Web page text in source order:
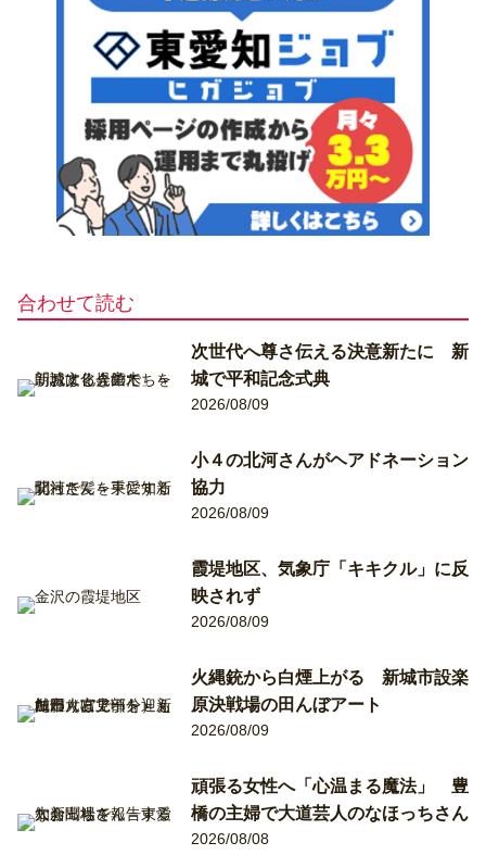
合わせて読む
次世代へ尊さ伝える決意新たに 新
城で平和記念式典
2026/08/09
小４の北河さんがヘアドネーション
協力
2026/08/09
霞堤地区、気象庁「キキクル」に反
映されず
2026/08/09
火縄銃から白煙上がる 新城市設楽
原決戦場の田んぼアート
2026/08/09
頑張る女性へ「心温まる魔法」 豊
橋の主婦で大道芸人のなほっちさん
2026/08/08